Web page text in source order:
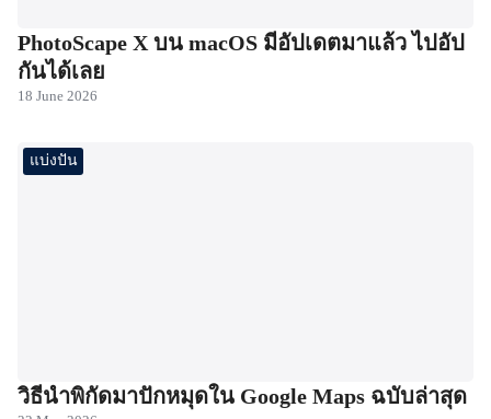
PhotoScape X บน macOS มีอัปเดตมาแล้ว ไปอัป
กันได้เลย
18 June 2026
แบ่งปัน
วิธีนำพิกัดมาปักหมุดใน Google Maps ฉบับล่าสุด